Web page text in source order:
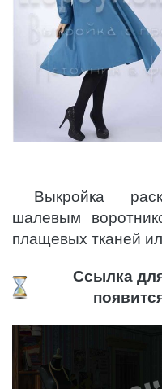
Выкройка
шалевым
плащевых тканей
Ссылка